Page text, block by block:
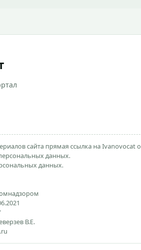
сайта прямая ссылка на Ivanovocat
данных.
данных.
В.Е.